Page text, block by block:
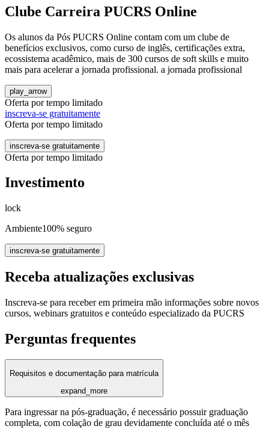
Clube Carreira PUCRS Online
Os alunos da Pós PUCRS Online contam com um clube de
benefícios exclusivos, como curso de inglês, certificações extra,
ecossistema acadêmico, mais de 300 cursos de soft skills e muito
mais para acelerar a jornada profissional. ​a jornada profissional
play_arrow
Oferta por tempo limitado
inscreva-se gratuitamente
Oferta por tempo limitado
inscreva-se gratuitamente
Oferta por tempo limitado
Investimento
lock
Ambiente100% seguro
inscreva-se gratuitamente
Receba atualizações exclusivas
Inscreva-se para receber em primeira mão informações sobre novos
cursos, webinars gratuitos e conteúdo especializado da PUCRS
Perguntas frequentes
Requisitos e documentação para matrícula
expand_more
Para ingressar na pós-graduação, é necessário possuir graduação
completa, com colação de grau devidamente concluída até o mês